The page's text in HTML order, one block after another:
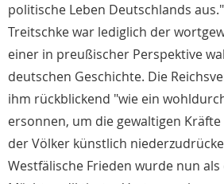
politische Leben Deutschlands
Treitschke war lediglich der
einer in preußischer Perspektive
deutschen Geschichte. Die
ihm rückblickend "wie ein
ersonnen, um die gewaltigen
der Völker künstlich
Westfälische Frieden wurde nun